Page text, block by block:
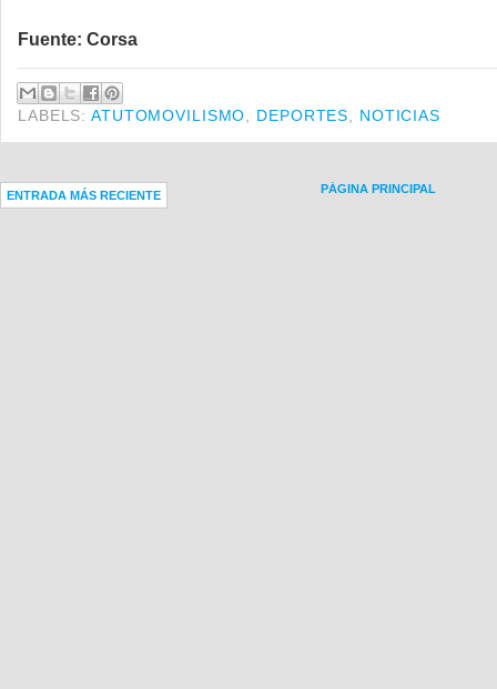
Fuente: Corsa
LABELS:ATUTOMOVILISMO DEPORTES NOTICIAS
ENTRADA MÁS RECIENTE PÁGINA PRINCIPAL